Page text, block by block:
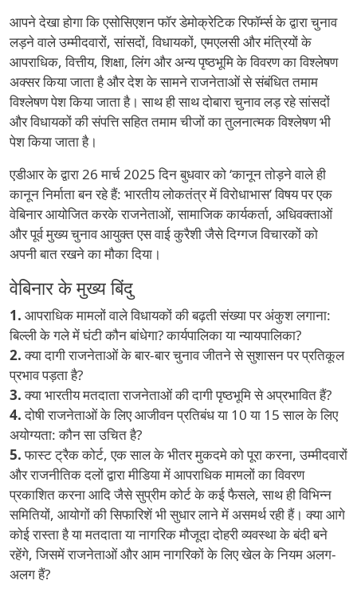
आपने देखा होगा कि एसोसिएशन फॉर डेमोक्रेटिक रिफॉर्म्स के द्वारा चुनाव
लड़ने वाले उम्मीदवारों, सांसदों, विधायकों, एमएलसी और मंत्रियों के
आपराधिक, वित्तीय, शिक्षा, लिंग और अन्य पृष्ठभूमि के विवरण का विश्लेषण
अक्सर किया जाता है और देश के सामने राजनेताओं से संबंधित तमाम
विश्लेषण पेश किया जाता है। साथ ही साथ दोबारा चुनाव लड़ रहे सांसदों
और विधायकों की संपत्ति सहित तमाम चीजों का तुलनात्मक विश्लेषण भी
पेश किया जाता है।
एडीआर के द्वारा 26 मार्च 2025 दिन बुधवार को ‘कानून तोड़ने वाले ही
कानून निर्माता बन रहे हैं: भारतीय लोकतंत्र में विरोधाभास’ विषय पर एक
वेबिनार आयोजित करके राजनेताओं, सामाजिक कार्यकर्ता, अधिवक्ताओं
और पूर्व मुख्य चुनाव आयुक्त एस वाई कुरैशी जैसे दिग्गज विचारकों को
अपनी बात रखने का मौका दिया।
वेबिनार के मुख्य बिंदु
1. आपराधिक मामलों वाले विधायकों की बढ़ती संख्या पर अंकुश लगाना:
बिल्ली के गले में घंटी कौन बांधेगा? कार्यपालिका या न्यायपालिका?
2.क्या दागी राजनेताओं के बार-बार चुनाव जीतने से सुशासन पर प्रतिकूल
प्रभाव पड़ता है?
3.क्या भारतीय मतदाता राजनेताओं की दागी पृष्ठभूमि से अप्रभावित हैं?
4.दोषी राजनेताओं के लिए आजीवन प्रतिबंध या 10 या 15 साल के लिए
अयोग्यता: कौन सा उचित है?
5.फास्ट ट्रैक कोर्ट, एक साल के भीतर मुकदमे को पूरा करना, उम्मीदवारों
और राजनीतिक दलों द्वारा मीडिया में आपराधिक मामलों का विवरण
प्रकाशित करना आदि जैसे सुप्रीम कोर्ट के कई फैसले, साथ ही विभिन्न
समितियों, आयोगों की सिफारिशें भी सुधार लाने में असमर्थ रही हैं। क्या आगे
कोई रास्ता है या मतदाता या नागरिक मौजूदा दोहरी व्यवस्था के बंदी बने
रहेंगे, जिसमें राजनेताओं और आम नागरिकों के लिए खेल के नियम अलग-
अलग हैं?